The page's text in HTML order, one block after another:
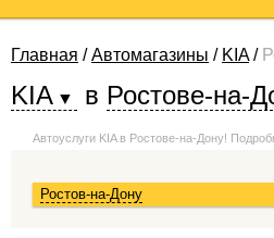
Главная /Автомагазины / KIA/
KIA в Ростове-на-
Автоуслуги KIA в Ростове-на-Дону!
Ростов-на-Дону